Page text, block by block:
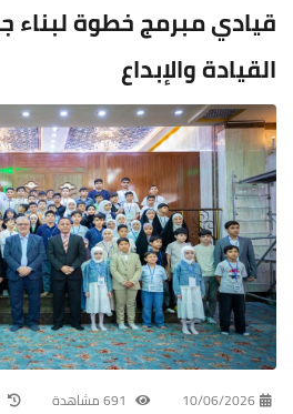
قيادي مبرمج خطوة لبناء
القيادة والإبداع
10/06/2026